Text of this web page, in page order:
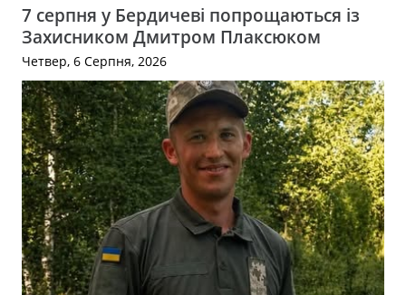
7 серпня у Бердичеві попрощаються із
Захисником Дмитром Плаксюком
Четвер, 6 Серпня, 2026